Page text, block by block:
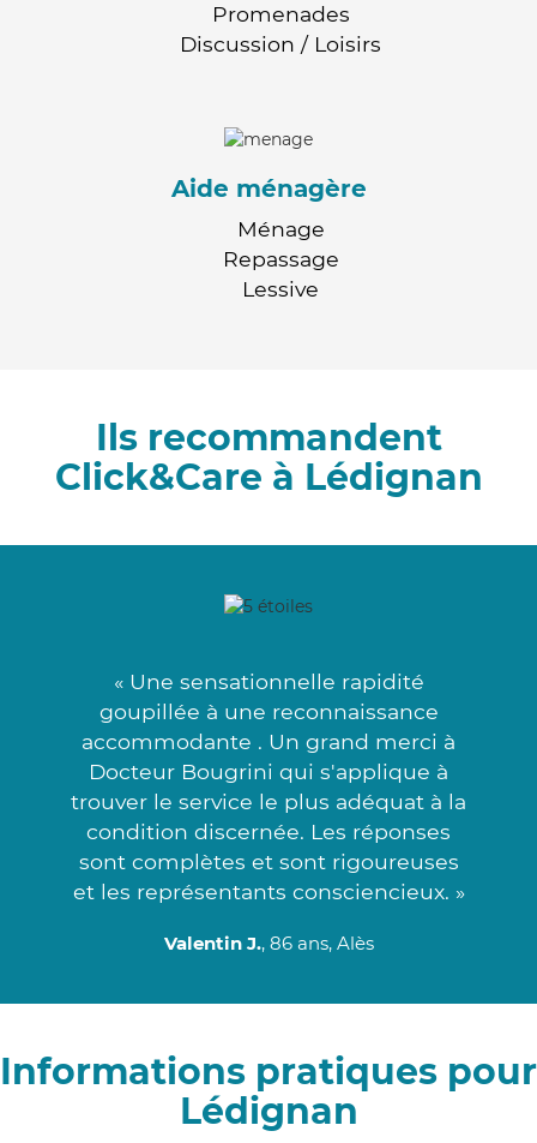
Promenades
Discussion / Loisirs
Aide ménagère
Ménage
Repassage
Lessive
Ils recommandent
Click&Care à Lédignan
« Une sensationnelle rapidité
goupillée à une reconnaissance
accommodante . Un grand merci à
Docteur Bougrini qui s'applique à
trouver le service le plus adéquat à la
condition discernée. Les réponses
sont complètes et sont rigoureuses
et les représentants consciencieux. »
Valentin J., 86 ans, Alès
Informations pratiques pour
Lédignan